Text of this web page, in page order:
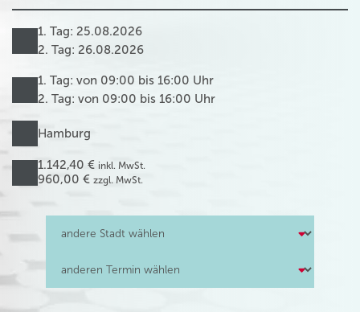
1. Tag: 25.08.2026
2. Tag: 26.08.2026
1. Tag: von 09:00 bis 16:00 Uhr
2. Tag: von 09:00 bis 16:00 Uhr
Hamburg
1.142,40 € inkl. MwSt.
960,00 € zzgl. MwSt.